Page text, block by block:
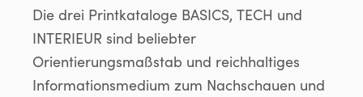
Die drei Printkataloge BASICS, TECH und
INTERIEUR sind beliebter
Orientierungsmaßstab und reichhaltiges
Informationsmedium zum Nachschauen und